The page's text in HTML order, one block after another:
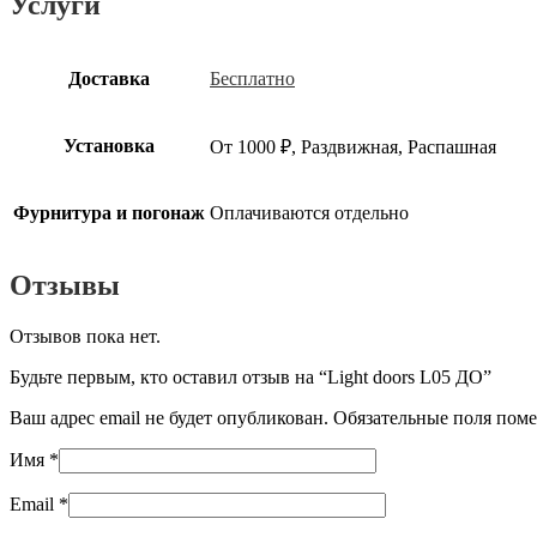
Доставка Бесплатно
Установка От 1000 ₽, Раздвижная, Распашная
Фурнитура и погонаж Оплачиваются отдельно
Отзывы
Отзывов пока нет.
Будьте первым, кто оставил отзыв на “Light doors L05 ДО”
Ваш адрес email не будет опубликован. Обязательные поля
Имя *
Email *